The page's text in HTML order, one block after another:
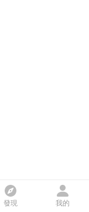
發現 我的